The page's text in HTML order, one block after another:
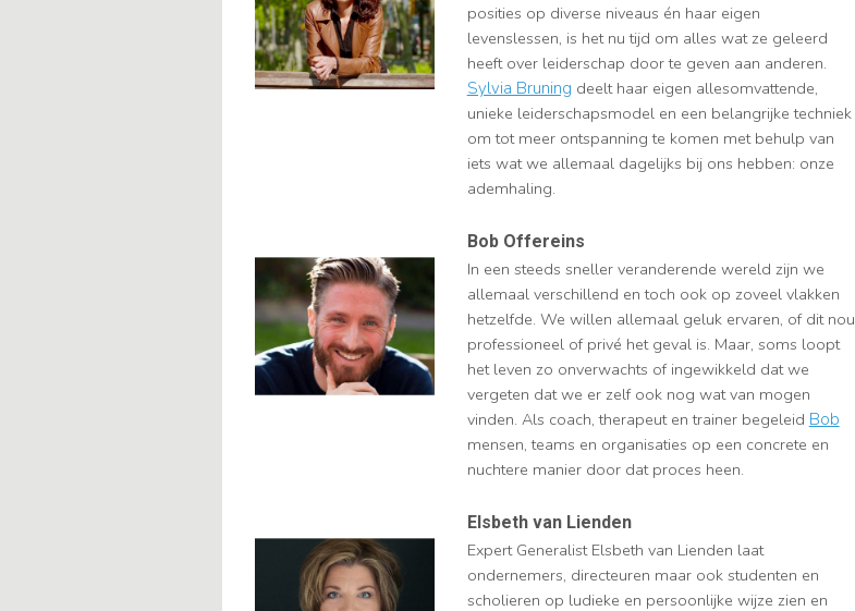
posities op diverse niveaus én haar eigen
levenslessen, is het nu tijd om alles wat ze geleerd
heeft over leiderschap door te geven aan anderen.
Sylvia Bruning deelt haar eigen allesomvattende,
unieke leiderschapsmodel en een belangrijke techniek
om tot meer ontspanning te komen met behulp van
iets wat we allemaal dagelijks bij ons hebben: onze
ademhaling.
Bob Offereins
In een steeds sneller veranderende wereld zijn we
allemaal verschillend en toch ook op zoveel vlakken
hetzelfde. We willen allemaal geluk ervaren, of dit nou
professioneel of privé het geval is. Maar, soms loopt
het leven zo onverwachts of ingewikkeld dat we
vergeten dat we er zelf ook nog wat van mogen
vinden. Als coach, therapeut en trainer begeleid Bob
mensen, teams en organisaties op een concrete en
nuchtere manier door dat proces heen.
Elsbeth van Lienden
Expert Generalist Elsbeth van Lienden laat
ondernemers, directeuren maar ook studenten en
scholieren op ludieke en persoonlijke wijze zien en